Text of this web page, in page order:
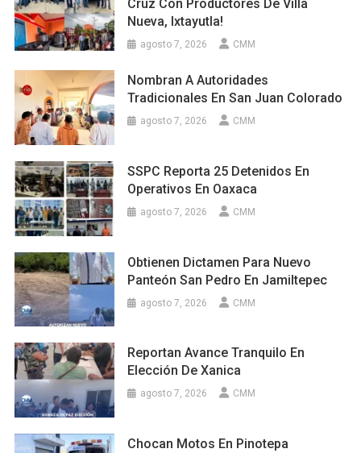
Cruz Con Productores De Villa
Nueva, Ixtayutla!
agosto 7, 2026 CMM
Nombran A Autoridades
Tradicionales En San Juan Colorado
agosto 7, 2026 CMM
SSPC Reporta 25 Detenidos En
Operativos En Oaxaca
agosto 7, 2026 CMM
Obtienen Dictamen Para Nuevo
Panteón San Pedro En Jamiltepec
agosto 7, 2026 CMM
Reportan Avance Tranquilo En
Elección De Xanica
agosto 7, 2026 CMM
Chocan Motos En Pinotepa